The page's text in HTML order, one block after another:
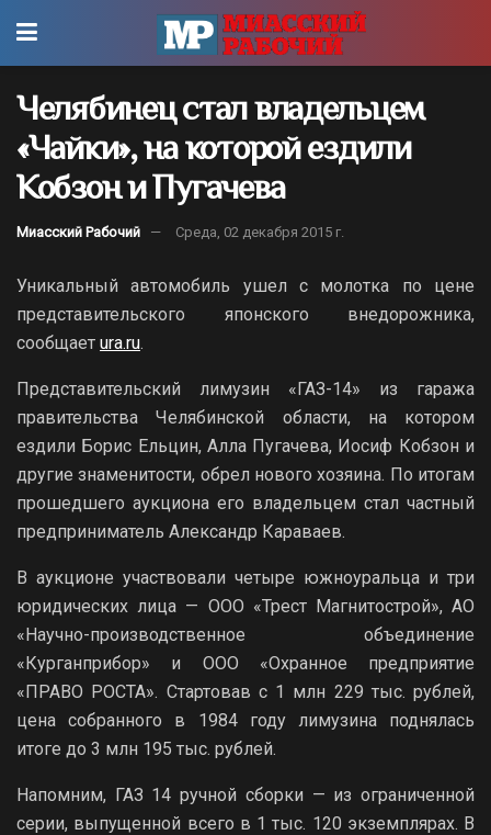
Челябинец стал владельцем
«Чайки», на которой ездили
Кобзон и Пугачева
Миасский Рабочий Среда, 02 декабря 2015 г.
Уникальный автомобиль ушел с молотка по цене
представительского японского внедорожника,
сообщает ura.ru.
Представительский лимузин «ГАЗ-14» из гаража
правительства Челябинской области, на котором
ездили Борис Ельцин, Алла Пугачева, Иосиф Кобзон и
другие знаменитости, обрел нового хозяина. По итогам
прошедшего аукциона его владельцем стал частный
предприниматель Александр Караваев.
В аукционе участвовали четыре южноуральца и три
юридических лица — ООО «Трест Магнитострой», АО
«Научно-производственное объединение
«Курганприбор» и ООО «Охранное предприятие
«ПРАВО РОСТА». Стартовав с 1 млн 229 тыс. рублей,
цена собранного в 1984 году лимузина поднялась
итоге до 3 млн 195 тыс. рублей.
Напомним, ГАЗ 14 ручной сборки — из ограниченной
серии, выпущенной всего в 1 тыс. 120 экземплярах. В